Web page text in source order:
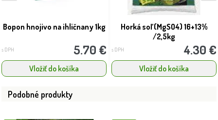
Bopon hnojivo na ihličnany 1kg
s DPH 5.70 €
Vložiť do košíka
Horká soľ (MgSO4) 16+13%
/2,5kg
s DPH 4.30 €
Vložiť do košíka
Podobné produkty